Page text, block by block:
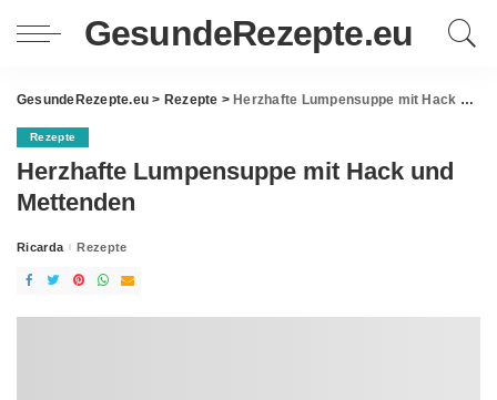
GesundeRezepte.eu
GesundeRezepte.eu > Rezepte > Herzhafte Lumpensuppe mit Hack und Mettenden
Rezepte
Herzhafte Lumpensuppe mit Hack und
Mettenden
Posted
Ricarda Rezepte